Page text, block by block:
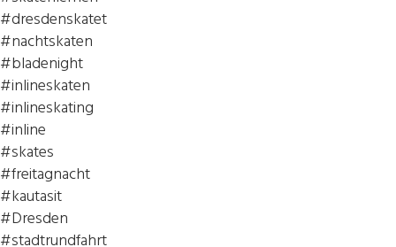
#dresdenskatet
#nachtskaten
#bladenight
#inlineskaten
#inlineskating
#inline
#skates
#freitagnacht
#kautasit
#Dresden
#stadtrundfahrt